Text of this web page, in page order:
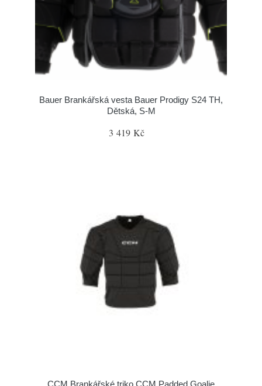
Bauer Brankářská vesta Bauer Prodigy S24 TH,
Dětská, S-M
3 419 Kč
CCM Brankářské triko CCM Padded Goalie